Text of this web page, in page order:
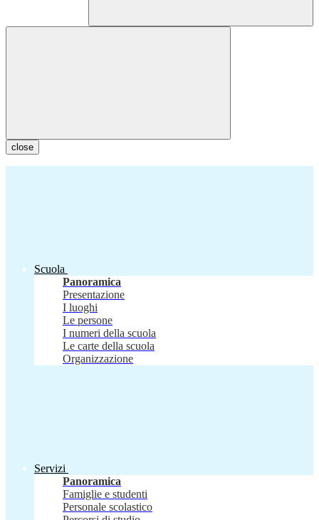
close
Scuola
Panoramica
Presentazione
I luoghi
Le persone
I numeri della scuola
Le carte della scuola
Organizzazione
Servizi
Panoramica
Famiglie e studenti
Personale scolastico